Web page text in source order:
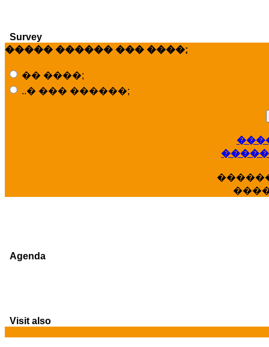
Survey
����� ������ ��� ����;
�� ����;
..� ��� ������;
Agenda
Visit also